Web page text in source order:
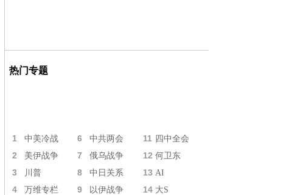
热门专题
1 中美冷战 6 中共两会 11 四中全会
2 美伊战争 7 俄乌战争 12 何卫东
3 川普 8 中日关系 13 AI
4 万维专栏 9 以伊战争 14 大S